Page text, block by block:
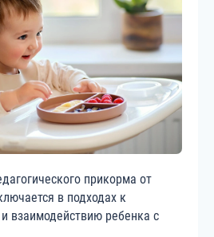
прикорма от
в подходах к
взаимодействию ребенка с